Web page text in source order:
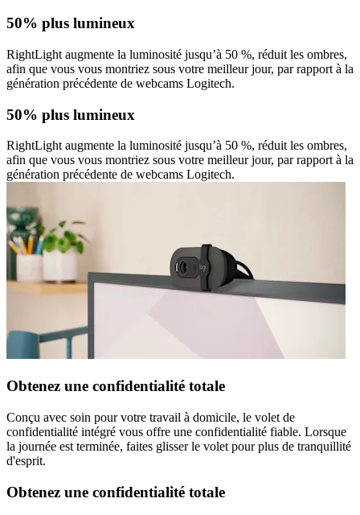
50% plus lumineux
RightLight augmente la luminosité jusqu’à 50 %, réduit les ombres,
afin que vous vous montriez sous votre meilleur jour, par rapport à la
génération précédente de webcams Logitech.
50% plus lumineux
RightLight augmente la luminosité jusqu’à 50 %, réduit les ombres,
afin que vous vous montriez sous votre meilleur jour, par rapport à la
génération précédente de webcams Logitech.
Obtenez une confidentialité totale
Conçu avec soin pour votre travail à domicile, le volet de
confidentialité intégré vous offre une confidentialité fiable. Lorsque
la journée est terminée, faites glisser le volet pour plus de tranquillité
d'esprit.
Obtenez une confidentialité totale